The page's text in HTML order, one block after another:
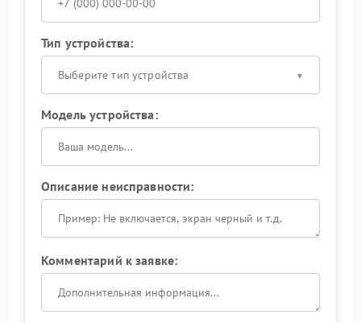
Тип устройства:
Выберите тип устройства
Модель устройства:
Описание неисправности:
Комментарий к заявке: